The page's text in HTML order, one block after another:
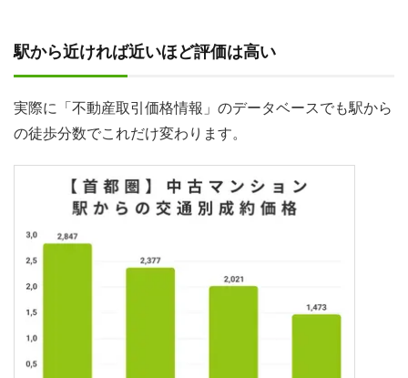
駅から近ければ近いほど評価は高い
実際に「不動産取引価格情報」のデータベースでも駅から
の徒歩分数でこれだけ変わります。